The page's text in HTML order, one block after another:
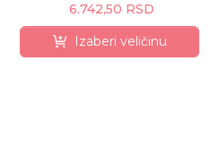
6.742,50 RSD
Izaberi veličinu